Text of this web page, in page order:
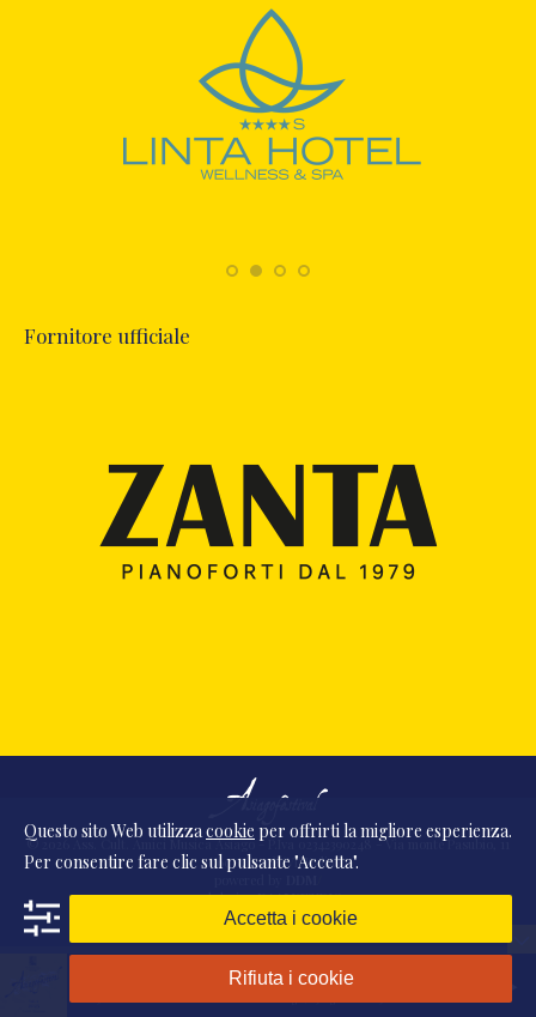
Fornitore ufficiale
© 2026 Ass. Cult. Amici Musica Asiago - P.Iva 02342390248 - Via monte Pasubio, 11
- 36010 Zanè (VI) Italia
webdesignDAAMSTUDIO
Questo sito Web utilizzacookie per offrirti la migliore esperienza.
Per consentire fare clic sul pulsante "Accetta".
Accetta i cookie
Rifiuta i cookie